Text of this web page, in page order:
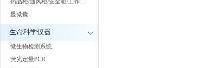
药品柜/通风柜/安全柜/工作…
显微镜
生命科学仪器
微生物检测系统
荧光定量PCR